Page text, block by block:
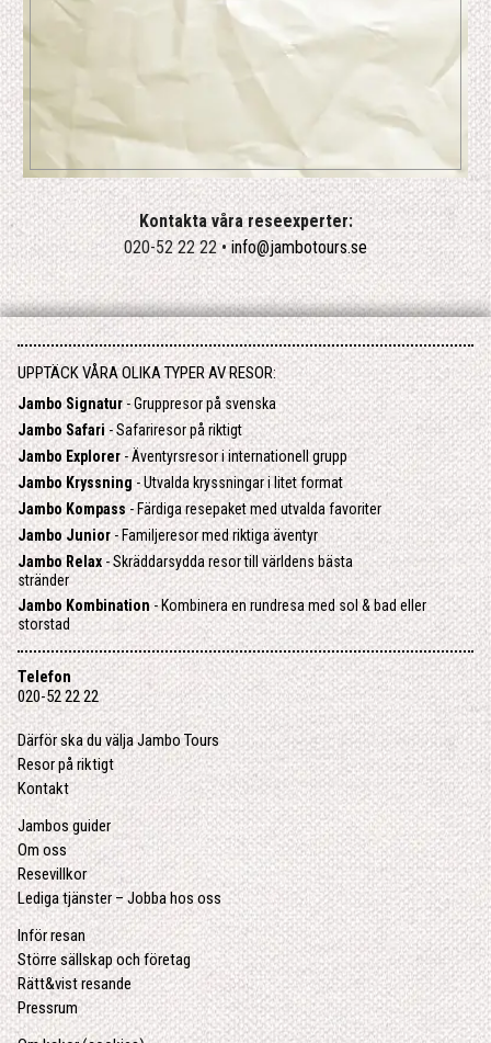
Kontakta våra reseexperter:
020-52 22 22 •info@jambotours.se
UPPTÄCK VÅRA OLIKA TYPER AV RESOR:
Jambo Signatur- Gruppresor på svenska
Jambo Safari- Safariresor på riktigt
Jambo Explorer - Äventyrsresor i internationell grupp
Jambo Kryssning- Utvalda kryssningar i litet format
Jambo Kompass - Färdiga resepaket med utvalda favoriter
Jambo Junior- Familjeresor med riktiga äventyr
Jambo Relax- Skräddarsydda resor till världens bästa
stränder
Jambo Kombination- Kombinera en rundresa med sol & bad eller
storstad
Telefon
020-52 22 22
Därför ska du välja Jambo Tours
Resor på riktigt
Kontakt
Jambos guider
Om oss
Resevillkor
Lediga tjänster – Jobba hos oss
Inför resan
Större sällskap och företag
Rätt&vist resande
Pressrum